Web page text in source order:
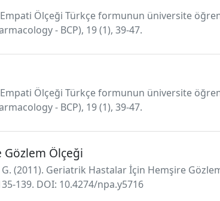
Empati Ölçeği Türkçe formunun üniversite
- BCP), 19 (1), 39-47.
Empati Ölçeği Türkçe formunun üniversite
- BCP), 19 (1), 39-47.
Ölçeği
G. (2011). Geriatrik Hastalar İçin Hemşire
139. DOI: 10.4274/npa.y5716